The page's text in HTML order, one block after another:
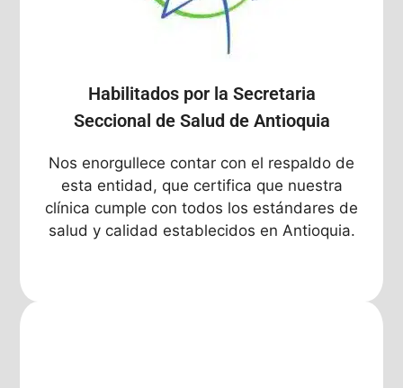
Habilitados por la Secretaria
Seccional de Salud de Antioquia
Nos enorgullece contar con el respaldo de
esta entidad, que certifica que nuestra
clínica cumple con todos los estándares de
salud y calidad establecidos en Antioquia.